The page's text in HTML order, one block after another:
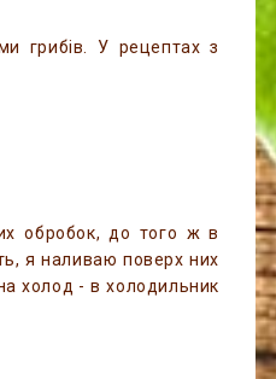
грибів. У рецептах з
обробок, до того ж в
я наливаю поверх них
холод - в холодильник